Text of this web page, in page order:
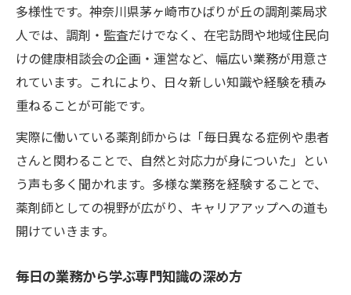
多様性です。神奈川県茅ヶ崎市ひばりが丘の調剤薬局求
人では、調剤・監査だけでなく、在宅訪問や地域住民向
けの健康相談会の企画・運営など、幅広い業務が用意さ
れています。これにより、日々新しい知識や経験を積み
重ねることが可能です。
実際に働いている薬剤師からは「毎日異なる症例や患者
さんと関わることで、自然と対応力が身についた」とい
う声も多く聞かれます。多様な業務を経験することで、
薬剤師としての視野が広がり、キャリアアップへの道も
開けていきます。
毎日の業務から学ぶ専門知識の深め方